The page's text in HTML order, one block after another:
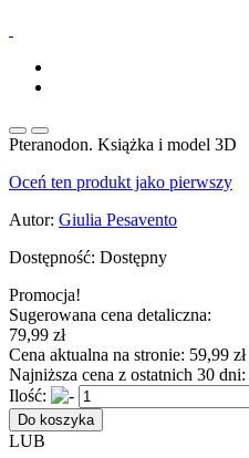
Pteranodon. Książka i model 3D
Oceń ten produkt jako pierwszy
Autor: Giulia Pesavento
Dostępność: Dostępny
Promocja!
Sugerowana cena detaliczna:
79,99 zł
Cena aktualna na stronie: 59,99 zł
Najniższa cena z ostatnich 30 dni:
Ilość:
Do koszyka
LUB